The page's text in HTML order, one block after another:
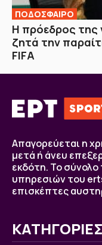
ΠΟΔΟΣΦΑΙΡΟ
Η πρόεδρος της
ζητά την
FIFA
Απαγορεύεται η
μετά ή άνευ
εκδότη. Το σύνολο
υπηρεσιών του
επισκέπτες
ΚΑΤΗΓΟΡΙΕΣ